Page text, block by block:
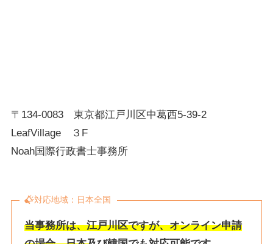
〒134-0083 東京都江戸川区中葛西5-39-2
LeafVillage ３F
Noah国際行政書士事務所
対応地域：日本全国
当事務所は、江戸川区ですが、オンライン申請